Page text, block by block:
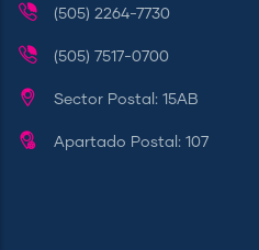
(505) 2264-7730
(505) 7517-0700
Sector Postal: 15AB
Apartado Postal: 107